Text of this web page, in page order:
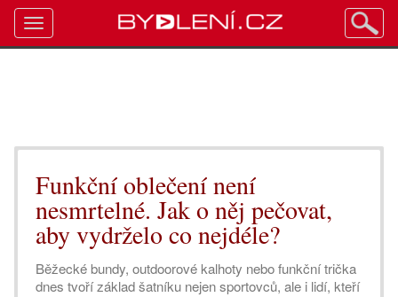
Funkční oblečení není
nesmrtelné. Jak o něj pečovat,
aby vydrželo co nejdéle?
Běžecké bundy, outdoorové kalhoty nebo funkční trička
dnes tvoří základ šatníku nejen sportovců, ale i lidí, kteří
Toggle
navigation